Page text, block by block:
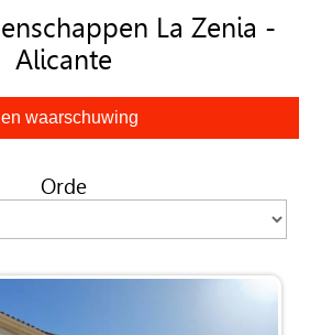
La Zenia -
Alicante
Orde